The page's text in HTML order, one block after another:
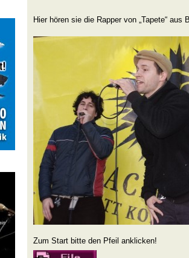
Hier hören sie die Rapper von „Tapete“ aus
Zum Start bitte den Pfeil anklicken!